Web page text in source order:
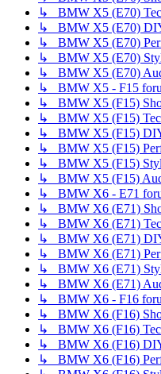
↳ BMW X5 (E70)
↳ BMW X5 (E70)
↳ BMW X5 (E70)
↳ BMW X5 (E70)
↳ BMW X5 (E70)
↳ BMW X5 - F15
↳ BMW X5 (F15)
↳ BMW X5 (F15)
↳ BMW X5 (F15)
↳ BMW X5 (F15)
↳ BMW X5 (F15)
↳ BMW X5 (F15)
↳ BMW X6 - E71
↳ BMW X6 (E71)
↳ BMW X6 (E71)
↳ BMW X6 (E71)
↳ BMW X6 (E71)
↳ BMW X6 (E71)
↳ BMW X6 (E71)
↳ BMW X6 - F16
↳ BMW X6 (F16)
↳ BMW X6 (F16)
↳ BMW X6 (F16)
↳ BMW X6 (F16)